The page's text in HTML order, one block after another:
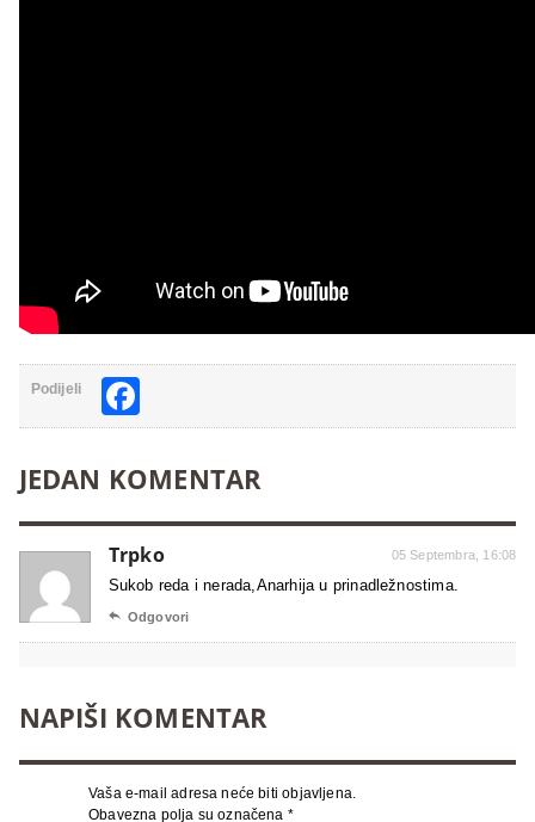
Podijeli
JEDAN KOMENTAR
Trpko 05 Septembra, 16:08
Sukob reda i nerada,Anarhija u prinadležnostima.
 Odgovori
NAPIŠI KOMENTAR
Vaša e-mail adresa neće biti objavljena.
Obavezna polja su označena *